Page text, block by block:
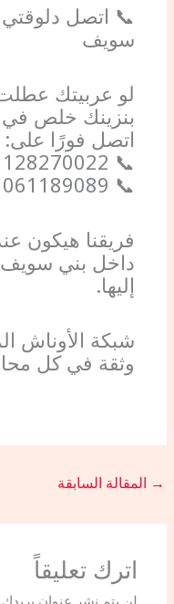
📞 اتصل
سويف
لو عربيتك
بنزينك خلص في
اتصل فورًا على:
📞 01128270022
📞 01061189089
فريقنا هيكون
داخل بني سويف
إليها.
شبكة الأوناش
وثقة في كل
→ المقالة السابقة
اترك تعليقاً